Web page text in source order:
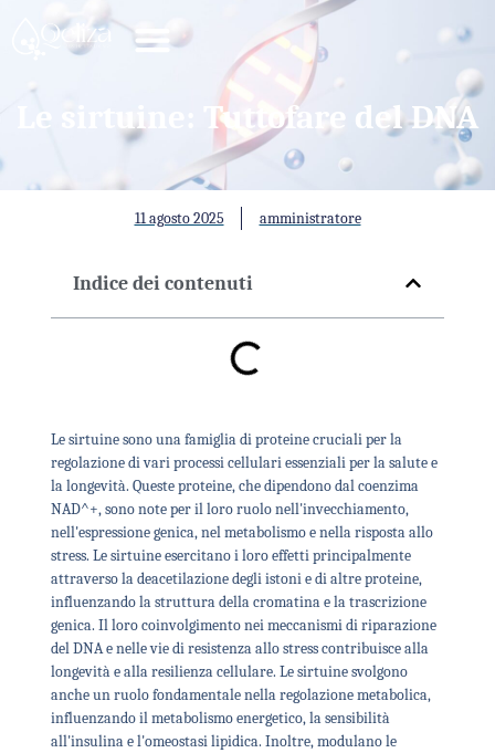
Le sirtuine: Tuttofare del DNA
11 agosto 2025 amministratore
Le sirtuine sono una famiglia di proteine cruciali per la
regolazione di vari processi cellulari essenziali per la salute e
la longevità. Queste proteine, che dipendono dal coenzima
NAD^+, sono note per il loro ruolo nell'invecchiamento,
nell'espressione genica, nel metabolismo e nella risposta allo
stress. Le sirtuine esercitano i loro effetti principalmente
attraverso la deacetilazione degli istoni e di altre proteine,
influenzando la struttura della cromatina e la trascrizione
genica. Il loro coinvolgimento nei meccanismi di riparazione
del DNA e nelle vie di resistenza allo stress contribuisce alla
longevità e alla resilienza cellulare. Le sirtuine svolgono
anche un ruolo fondamentale nella regolazione metabolica,
influenzando il metabolismo energetico, la sensibilità
all'insulina e l'omeostasi lipidica. Inoltre, modulano le
Indice dei contenuti